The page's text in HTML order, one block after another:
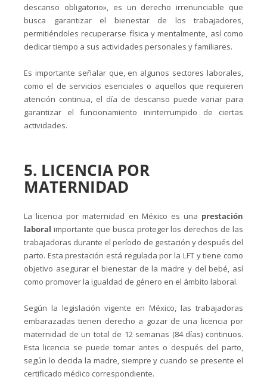
descanso obligatorio», es un derecho irrenunciable que
busca garantizar el bienestar de los trabajadores,
permitiéndoles recuperarse física y mentalmente, así como
dedicar tiempo a sus actividades personales y familiares.
Es importante señalar que, en algunos sectores laborales,
como el de servicios esenciales o aquellos que requieren
atención continua, el día de descanso puede variar para
garantizar el funcionamiento ininterrumpido de ciertas
actividades.
5. LICENCIA POR
MATERNIDAD
La licencia por maternidad en México es una prestación
laboral importante que busca proteger los derechos de las
trabajadoras durante el período de gestación y después del
parto. Esta prestación está regulada por la LFT y tiene como
objetivo asegurar el bienestar de la madre y del bebé, así
como promover la igualdad de género en el ámbito laboral.
Según la legislación vigente en México, las trabajadoras
embarazadas tienen derecho a gozar de una licencia por
maternidad de un total de 12 semanas (84 días) continuos.
Esta licencia se puede tomar antes o después del parto,
según lo decida la madre, siempre y cuando se presente el
certificado médico correspondiente.